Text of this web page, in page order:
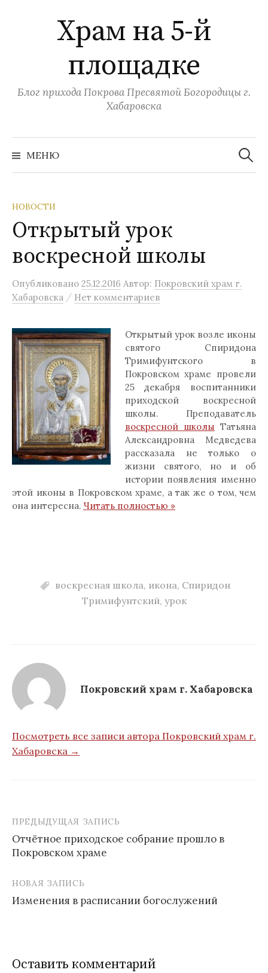
содержимомуХрам на 5-й
площадке
Блог прихода Покрова Пресвятой Богородицы г.
Хабаровска
МЕНЮ
Найти:
НОВОСТИ
Открытый урок
воскресной школы
Опубликовано 25.12.2016 Автор: Покровский храм г.
Хабаровска / Нет комментариев
Открытый урок возле иконы
святого Спиридона
Тримифунтского в
Покровском храме провели
25 декабря воспитанники
приходской воскресной
школы. Преподаватель
воскресной школы Татьяна
Александровна Медведева
рассказала не только о
жизни святого, но и об
истории появления именно
этой иконы в Покровском храме, а так же о том, чем
она интересна. Читать полностью »
воскресная школа, икона, Спиридон
Тримифунтский, урок
Покровский храм г. Хабаровска
Посмотреть все записи автора Покровский храм г.
Хабаровска →
Навигация
по
ПРЕДЫДУЩАЯ ЗАПИСЬ
Отчётное приходское собрание прошло в
Покровском храме
НОВАЯ ЗАПИСЬ
Изменения в расписании богослужений
Оставить комментарий